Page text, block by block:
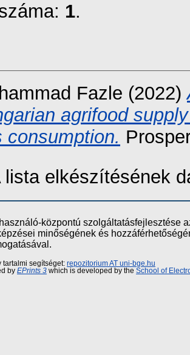
1.
Fazle (2022)
agrifood
consumption.
lista elkészítésének
központú szolgáltatásfejlesztése
minőségének és
tartalmi segítséget: repozitorium AT uni-bge.hu
by EPrints 3 which is developed by the School of